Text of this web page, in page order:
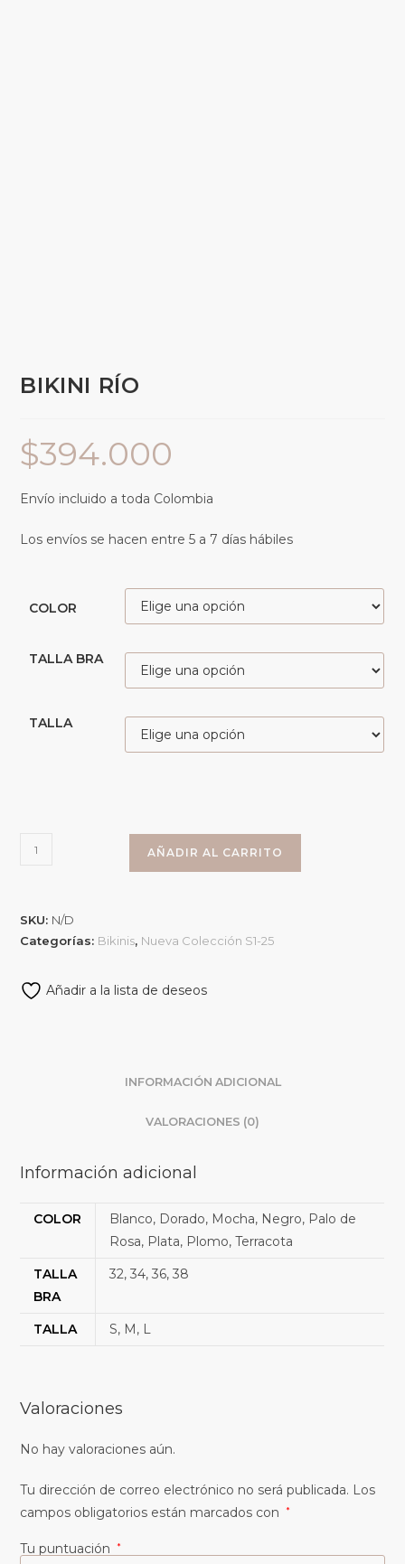
BIKINI RÍO
$394.000
Envío incluido a toda Colombia
Los envíos se hacen entre 5 a 7 días hábiles
COLOR
TALLA BRA
TALLA
AÑADIR AL CARRITO
SKU: N/D
Categorías: Bikinis, Nueva Colección S1-25
Añadir a la lista de deseos
INFORMACIÓN ADICIONAL
VALORACIONES (0)
Información adicional
COLOR
Blanco, Dorado, Mocha, Negro, Palo de
Rosa, Plata, Plomo, Terracota
TALLA
BRA
32, 34, 36, 38
TALLA S, M, L
Valoraciones
No hay valoraciones aún.
Tu dirección de correo electrónico no será publicada. Los
campos obligatorios están marcados con
*
Tu puntuación *